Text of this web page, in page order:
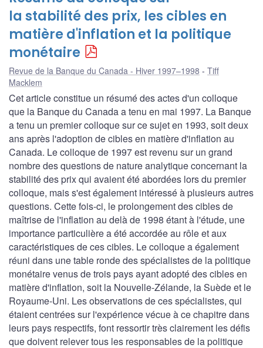
la stabilité des prix, les cibles en
matière d'inflation et la politique
monétaire
Revue de la Banque du Canada - Hiver 1997–1998
Tiff
Macklem
Cet article constitue un résumé des actes d'un colloque
que la Banque du Canada a tenu en mai 1997. La Banque
a tenu un premier colloque sur ce sujet en 1993, soit deux
ans après l'adoption de cibles en matière d'inflation au
Canada. Le colloque de 1997 est revenu sur un grand
nombre des questions de nature analytique concernant la
stabilité des prix qui avaient été abordées lors du premier
colloque, mais s'est également intéressé à plusieurs autres
questions. Cette fois-ci, le prolongement des cibles de
maîtrise de l'inflation au delà de 1998 étant à l'étude, une
importance particulière a été accordée au rôle et aux
caractéristiques de ces cibles. Le colloque a également
réuni dans une table ronde des spécialistes de la politique
monétaire venus de trois pays ayant adopté des cibles en
matière d'inflation, soit la Nouvelle-Zélande, la Suède et le
Royaume-Uni. Les observations de ces spécialistes, qui
étaient centrées sur l'expérience vécue à ce chapitre dans
leurs pays respectifs, font ressortir très clairement les défis
que doivent relever tous les responsables de la politique